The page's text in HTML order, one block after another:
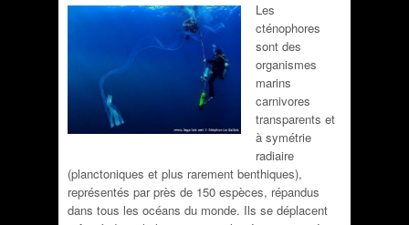
Les
cténophores
sont des
organismes
marins
carnivores
transparents et
à symétrie
radiaire
(planctoniques et plus rarement benthiques),
représentés par près de 150 espèces, répandus
dans tous les océans du monde. Ils se déplacent